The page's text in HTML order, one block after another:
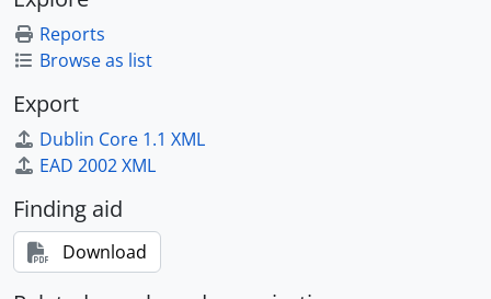
Reports
Browse as list
Export
Dublin Core 1.1 XML
EAD 2002 XML
Finding aid
Download